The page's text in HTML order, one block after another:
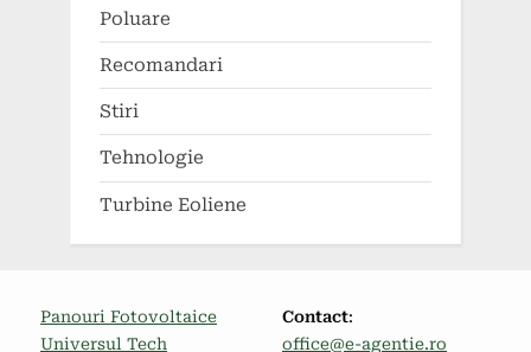
Poluare
Recomandari
Stiri
Tehnologie
Turbine Eoliene
Panouri Fotovoltaice
Universul Tech
Contact:
office@e-agentie.ro